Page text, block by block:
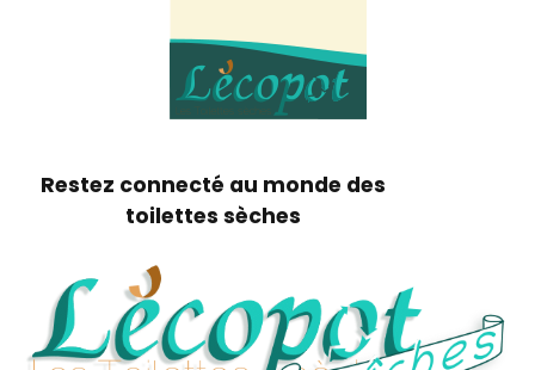
Restez connecté au monde des
toilettes sèches